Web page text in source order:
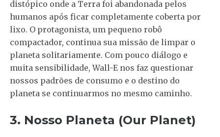
distópico onde a Terra foi abandonada pelos
humanos após ficar completamente coberta por
lixo. O protagonista, um pequeno robô
compactador, continua sua missão de limpar o
planeta solitariamente. Com pouco diálogo e
muita sensibilidade, Wall-E nos faz questionar
nossos padrões de consumo e o destino do
planeta se continuarmos no mesmo caminho.
3. Nosso Planeta (Our Planet)